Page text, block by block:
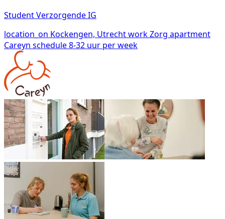
Student Verzorgende IG
location_on Kockengen, UtrechtworkZorg apartment
Careyn schedule8-32 uur per week